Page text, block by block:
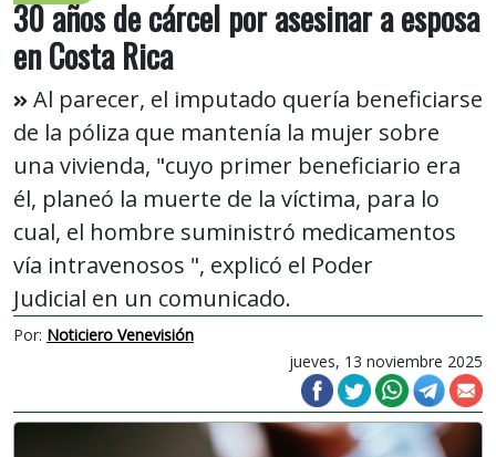
30 años de cárcel por asesinar a esposa
en Costa Rica
Al parecer, el imputado quería beneficiarse
de la póliza que mantenía la mujer sobre
una vivienda, "cuyo primer beneficiario era
él, planeó la muerte de la víctima, para lo
cual, el hombre suministró medicamentos
vía intravenosos ", explicó el Poder
Judicial en un comunicado.
Por: Noticiero Venevisión
jueves, 13 noviembre 2025